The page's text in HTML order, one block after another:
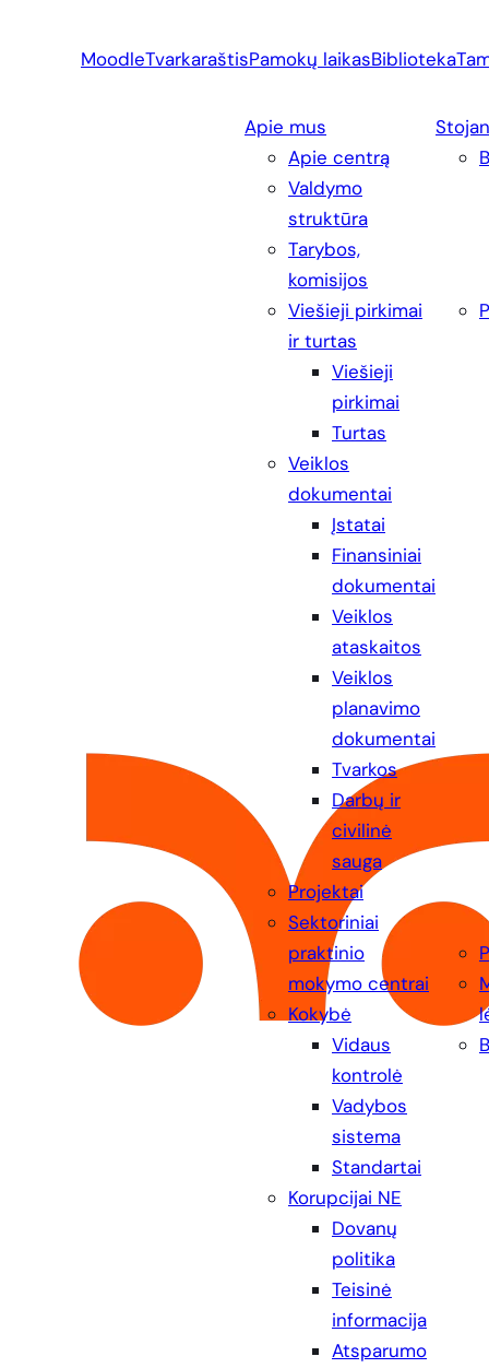
MoodleTvarkaraštisPamokų laikasBiblioteka
Apie mus
Apie centrą
Valdymo
struktūra
Tarybos,
komisijos
Viešieji pirkimai
ir turtas
Viešieji
pirkimai
Turtas
Veiklos
dokumentai
Įstatai
Finansiniai
dokumentai
Veiklos
ataskaitos
Veiklos
planavimo
dokumentai
Tvarkos
Darbų ir
civilinė
sauga
Projektai
Sektoriniai
praktinio
mokymo centrai
Kokybė
Vidaus
kontrolė
Vadybos
sistema
Standartai
Korupcijai NE
Dovanų
politika
Teisinė
informacija
Atsparumo